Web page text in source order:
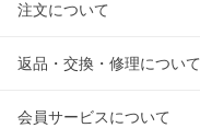
注文について
返品・交換・修理について
会員サービスについて